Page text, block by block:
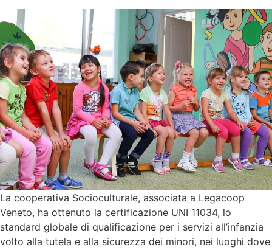
La cooperativa ​​Socioculturale, associata a Legacoop
Veneto, ha ottenuto la certificazione UNI 11034, lo
standard globale di qualificazione per i servizi all’infanzia
volto alla tutela e alla sicurezza dei minori, nei luoghi dove